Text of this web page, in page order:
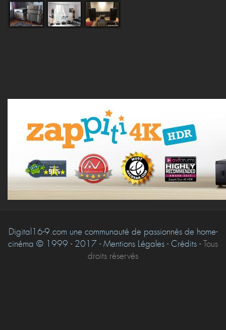
Digital16-9.com une communauté de passionnés de home-
cinéma © 1999 - 2017 - Mentions Légales - Crédits -Tous
droits réservés